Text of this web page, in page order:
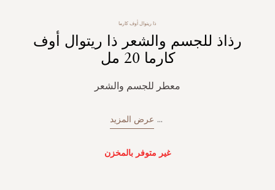
beginning
ذا ريتوال أوف كارما
رذاذ للجسم والشعر ذا ريتوال أوف
كارما 20 مل
معطر للجسم والشعر
... عرض المزيد
غير متوفر بالمخزن